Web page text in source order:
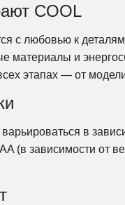
COOL
с любовью к деталям
материалы и
этапах — от
в
(в зависимости от